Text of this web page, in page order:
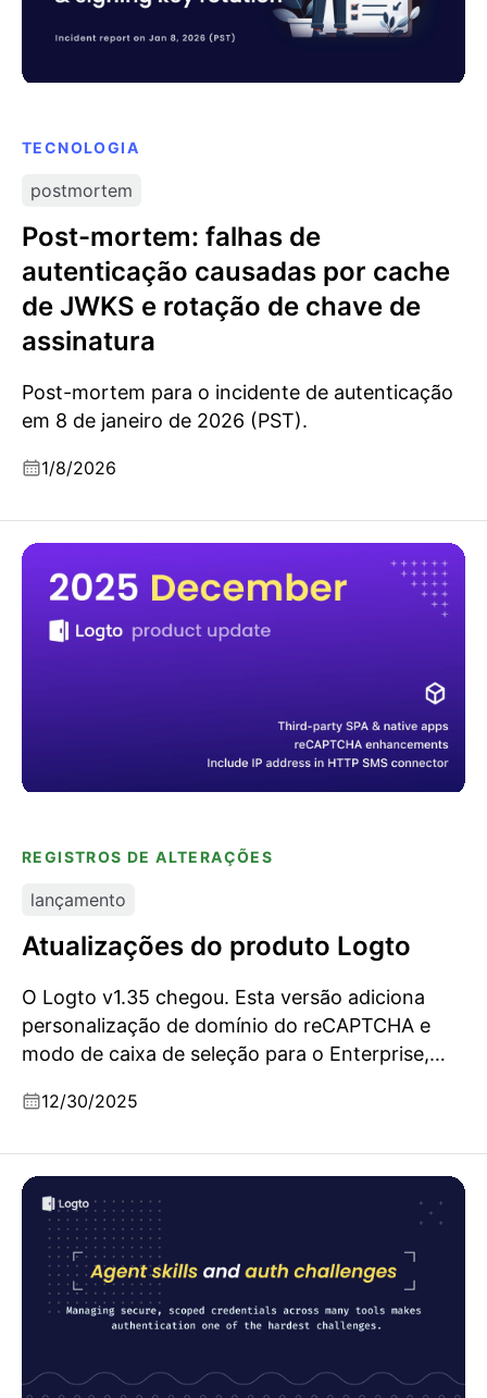
TECNOLOGIA
postmortem
Post-mortem: falhas de
autenticação causadas por cache
de JWKS e rotação de chave de
assinatura
Post-mortem para o incidente de autenticação
em 8 de janeiro de 2026 (PST).
1/8/2026
REGISTROS DE ALTERAÇÕES
lançamento
Atualizações do produto Logto
O Logto v1.35 chegou. Esta versão adiciona
personalização de domínio do reCAPTCHA e
modo de caixa de seleção para o Enterprise,
para SPA e aplicativos nativos, e inclui
12/30/2025
Atualizações do produto Logto
Compreendendo as habilidades de agentes de IA: Por
que a segurança na autenticação é importante